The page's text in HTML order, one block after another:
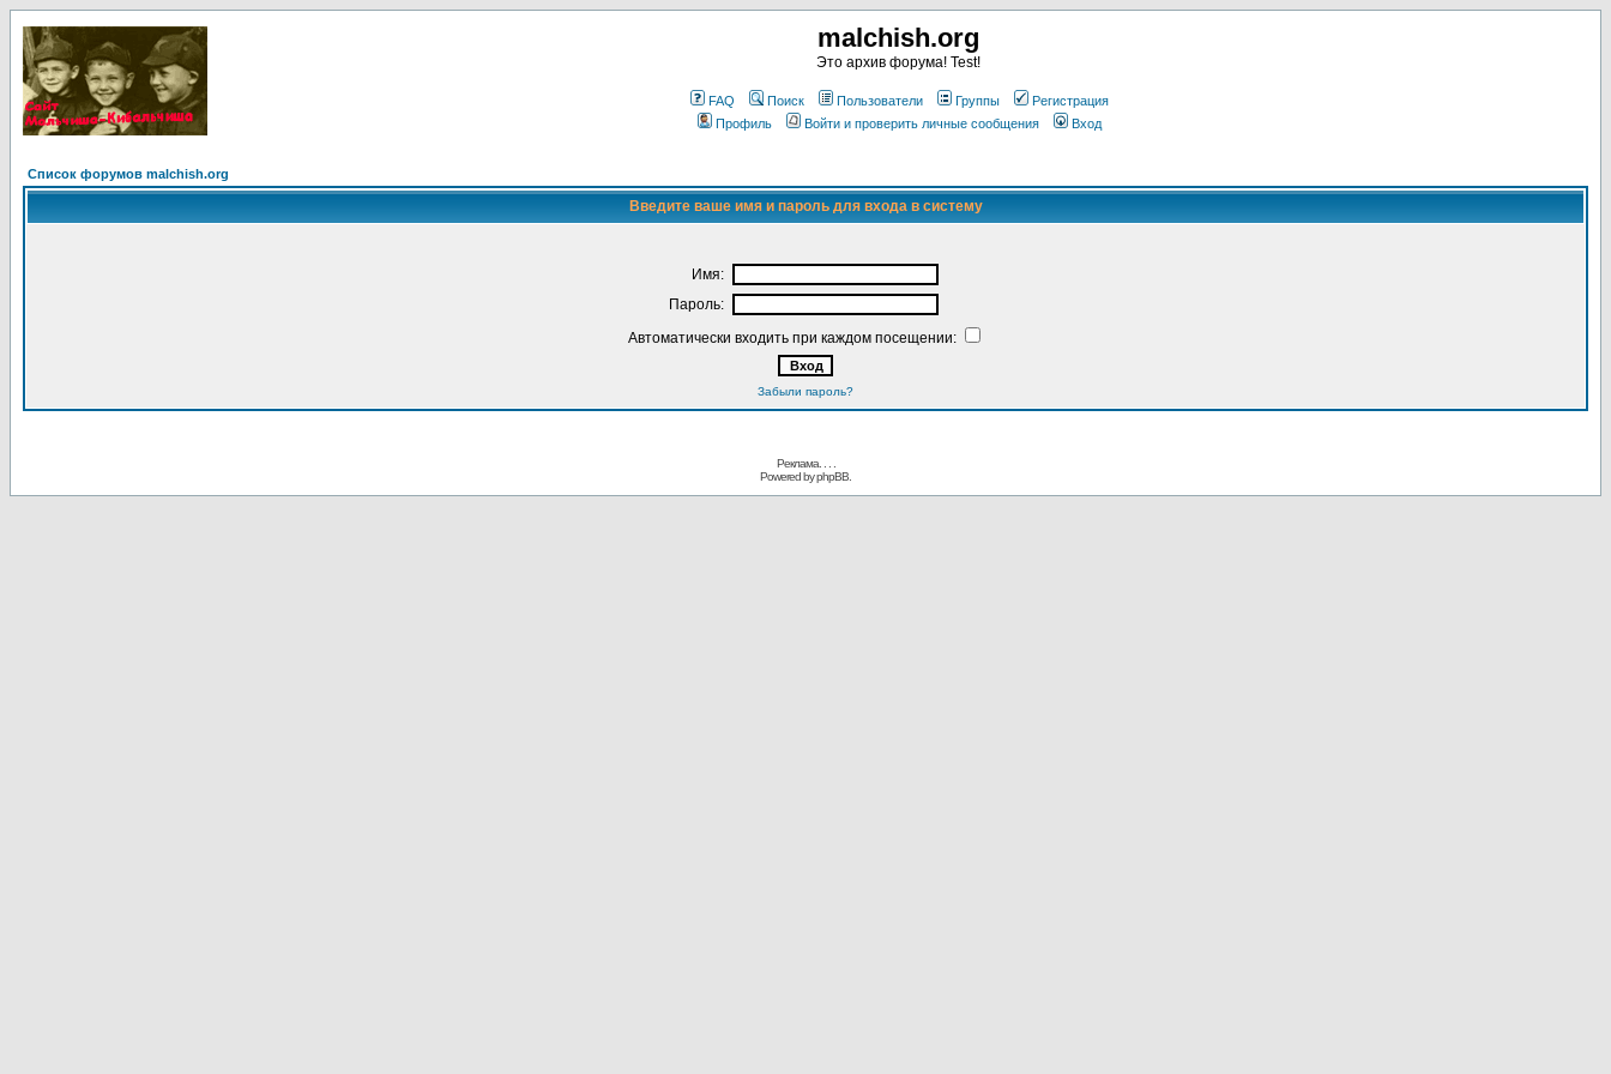
malchish.org
Это архив форума! Test!
FAQ Поиск Пользователи Группы
Регистрация
Профиль
Войти и проверить личные сообщения Вход
Список форумов malchish.org
Введите ваше имя и пароль для входа в систему
Имя:
Пароль:
Автоматически входить при каждом посещении:
Забыли пароль?
Реклама. . .
Powered byphpBB.